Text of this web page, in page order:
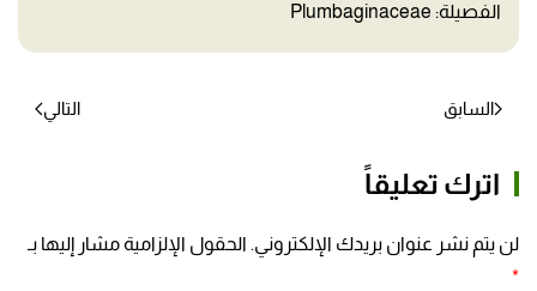
الفصيلة: Plumbaginaceae
السابق التالي
اترك تعليقاً
لن يتم نشر عنوان بريدك الإلكتروني. الحقول الإلزامية مشار إليها بـ
*